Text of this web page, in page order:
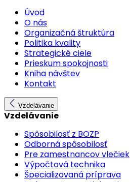
Úvod
O nás
Organizačná štruktúra
Politika kvality
Strategické ciele
Prieskum spokojnosti
Kniha návštev
Kontakt
Vzdelávanie
Vzdelávanie
Spôsobilosť z BOZP
Odborná spôsobilosť
Pre zamestnancov vlečiek
Výpočtová technika
Špecializovaná príprava